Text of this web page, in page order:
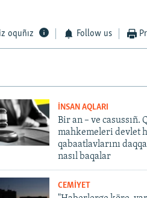
oquñız Follow us
İNSAN AQLARI
Bir an – ve casussıñ.
mahkemeleri devlet
qabaatlavlarını
nasıl baqalar
CEMİYET